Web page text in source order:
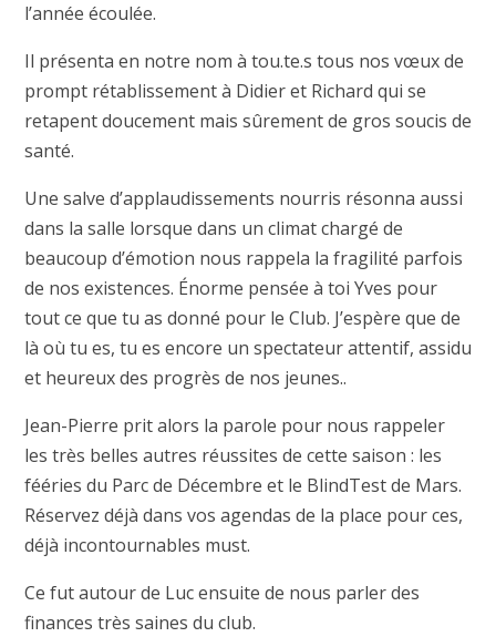
l’année écoulée.
Il présenta en notre nom à tou.te.s tous nos vœux de
prompt rétablissement à Didier et Richard qui se
retapent doucement mais sûrement de gros soucis de
santé.
Une salve d’applaudissements nourris résonna aussi
dans la salle lorsque dans un climat chargé de
beaucoup d’émotion nous rappela la fragilité parfois
de nos existences. Énorme pensée à toi Yves pour
tout ce que tu as donné pour le Club. J’espère que de
là où tu es, tu es encore un spectateur attentif, assidu
et heureux des progrès de nos jeunes..
Jean-Pierre prit alors la parole pour nous rappeler
les très belles autres réussites de cette saison : les
fééries du Parc de Décembre et le BlindTest de Mars.
Réservez déjà dans vos agendas de la place pour ces,
déjà incontournables must.
Ce fut autour de Luc ensuite de nous parler des
finances très saines du club.